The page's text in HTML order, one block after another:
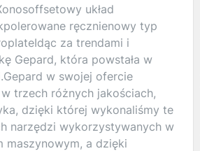
układ
ręcznienowy typ
za trendami i
Gepard, która powstała w
w swojej ofercie
trzech różnych jakościach,
dzięki której wykonaliśmy te
narzędzi wykorzystywanych w
maszynowym, a dzięki